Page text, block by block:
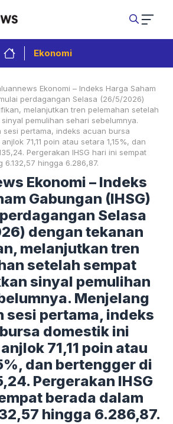
Ekonomi
Ekonomi – Indeks Harga Saham
perdagangan Selasa (26/5/2026)
melanjutkan tren pelemahan setelah
pemulihan sehari sebelumnya.
sesi pertama, indeks acuan bursa
71,11 poin atau setara 1,15%, dan
Pergerakan IHSG hari ini sempat
hingga 6.286,87.
Ekonomi – Indeks
Gabungan (IHSG)
Selasa
dengan tekanan
melanjutkan tren
setelah sempat
sinyal pemulihan
Menjelang
sesi pertama, indeks
domestik ini
71,11 poin atau
dan bertengger di
Pergerakan IHSG
berada dalam
hingga 6.286,87.